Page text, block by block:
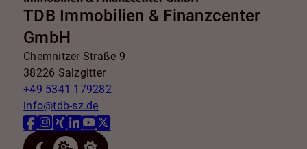
TDB Immobilien & Finanzcenter
GmbH
Chemnitzer Straße 9
38226 Salzgitter
+49 5341 179282
info@tdb-sz.de